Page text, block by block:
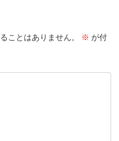
ことはありません。 ※ が付